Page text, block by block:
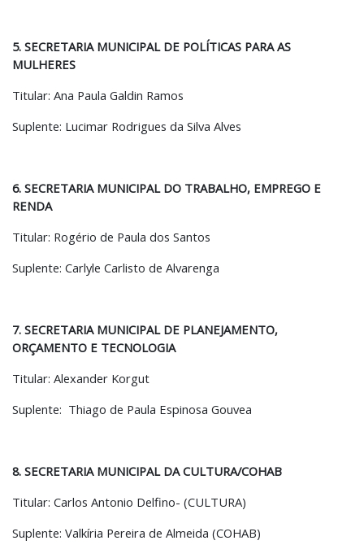
5. SECRETARIA MUNICIPAL DE POLÍTICAS PARA AS
MULHERES
Titular: Ana Paula Galdin Ramos
Suplente: Lucimar Rodrigues da Silva Alves
6. SECRETARIA MUNICIPAL DO TRABALHO, EMPREGO E
RENDA
Titular: Rogério de Paula dos Santos
Suplente: Carlyle Carlisto de Alvarenga
7. SECRETARIA MUNICIPAL DE PLANEJAMENTO,
ORÇAMENTO E TECNOLOGIA
Titular: Alexander Korgut
Suplente: Thiago de Paula Espinosa Gouvea
8. SECRETARIA MUNICIPAL DA CULTURA/COHAB
Titular: Carlos Antonio Delfino- (CULTURA)
Suplente: Valkíria Pereira de Almeida (COHAB)